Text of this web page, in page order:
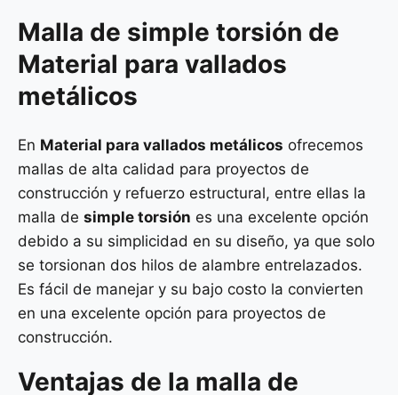
Malla de simple torsión de
Material para vallados
metálicos
En Material para vallados metálicos ofrecemos
mallas de alta calidad para proyectos de
construcción y refuerzo estructural, entre ellas la
malla de simple torsión es una excelente opción
debido a su simplicidad en su diseño, ya que solo
se torsionan dos hilos de alambre entrelazados.
Es fácil de manejar y su bajo costo la convierten
en una excelente opción para proyectos de
construcción.
Ventajas de la malla de